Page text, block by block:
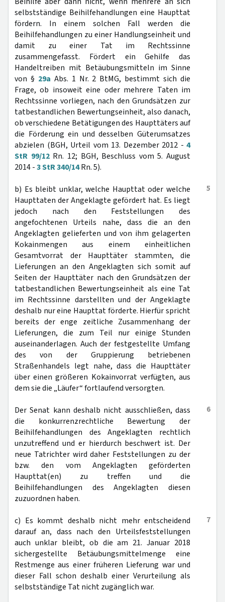
selbstständige Beihilfehandlungen eine Haupttat
fördern. In einem solchen Fall werden die
Beihilfehandlungen zu einer Handlungseinheit und
damit zu einer Tat im Rechtssinne
zusammengefasst. Fördert ein Gehilfe das
Handeltreiben mit Betäubungsmitteln im Sinne
von § 29a Abs. 1 Nr. 2 BtMG, bestimmt sich die
Frage, ob insoweit eine oder mehrere Taten im
Rechtssinne vorliegen, nach den Grundsätzen zur
tatbestandlichen Bewertungseinheit, also danach,
ob verschiedene Betätigungen des Haupttäters auf
die Förderung ein und desselben Güterumsatzes
abzielen (BGH, Urteil vom 13. Dezember 2012 - 4
StR 99/12Rn. 12; BGH, Beschluss vom 5. August
2014 -3 StR 340/14Rn. 5).
5
b) Es bleibt unklar, welche Haupttat oder welche
Haupttaten der Angeklagte gefördert hat. Es liegt
jedoch nach den Feststellungen des
angefochtenen Urteils nahe, dass die an den
Angeklagten gelieferten und von ihm gelagerten
Kokainmengen aus einem einheitlichen
Gesamtvorrat der Haupttäter stammten, die
Lieferungen an den Angeklagten sich somit auf
Seiten der Haupttäter nach den Grundsätzen der
tatbestandlichen Bewertungseinheit als eine Tat
im Rechtssinne darstellten und der Angeklagte
deshalb nur eine Haupttat förderte. Hierfür spricht
bereits der enge zeitliche Zusammenhang der
Lieferungen, die zum Teil nur einige Stunden
auseinanderlagen. Auch der festgestellte Umfang
des von der Gruppierung betriebenen
Straßenhandels legt nahe, dass die Haupttäter
über einen größeren Kokainvorrat verfügten, aus
dem sie die „Läufer“ fortlaufend versorgten.
6
Der Senat kann deshalb nicht ausschließen, dass
die konkurrenzrechtliche Bewertung der
Beihilfehandlungen des Angeklagten rechtlich
unzutreffend und er hierdurch beschwert ist. Der
neue Tatrichter wird daher Feststellungen zu der
bzw. den vom Angeklagten geförderten
Haupttat(en) zu treffen und die
Beihilfehandlungen des Angeklagten diesen
zuzuordnen haben.
7
c) Es kommt deshalb nicht mehr entscheidend
darauf an, dass nach den Urteilsfeststellungen
auch unklar bleibt, ob die am 21. Januar 2018
sichergestellte Betäubungsmittelmenge eine
Restmenge aus einer früheren Lieferung war und
dieser Fall schon deshalb einer Verurteilung als
selbstständige Tat nicht zugänglich war.